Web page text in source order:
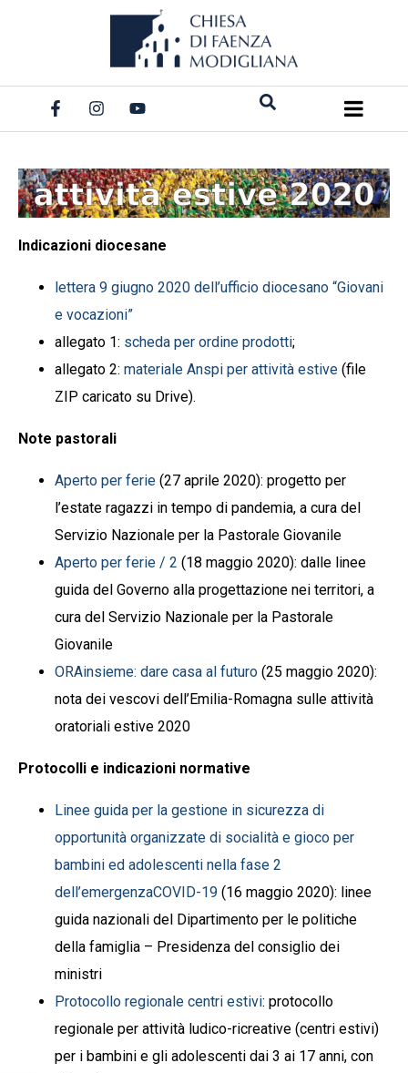
Indicazioni diocesane
lettera 9 giugno 2020 dell’ufficio diocesano “Giovani
e vocazioni”
allegato 1: scheda per ordine prodotti;
allegato 2: materiale Anspi per attività estive (file
ZIP caricato su Drive).
Note pastorali
Aperto per ferie (27 aprile 2020): progetto per
l’estate ragazzi in tempo di pandemia, a cura del
Servizio Nazionale per la Pastorale Giovanile
Aperto per ferie / 2 (18 maggio 2020): dalle linee
guida del Governo alla progettazione nei territori, a
cura del Servizio Nazionale per la Pastorale
Giovanile
ORAinsieme: dare casa al futuro (25 maggio 2020):
nota dei vescovi dell’Emilia-Romagna sulle attività
oratoriali estive 2020
Protocolli e indicazioni normative
Linee guida per la gestione in sicurezza di
opportunità organizzate di socialità e gioco per
bambini ed adolescenti nella fase 2
dell’emergenzaCOVID-19 (16 maggio 2020): linee
guida nazionali del Dipartimento per le politiche
della famiglia – Presidenza del consiglio dei
ministri
Protocollo regionale centri estivi: protocollo
regionale per attività ludico-ricreative (centri estivi)
per i bambini e gli adolescenti dai 3 ai 17 anni, con